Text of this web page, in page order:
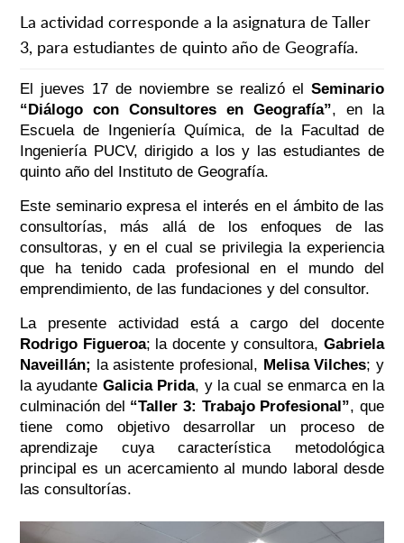
La actividad corresponde a la asignatura de Taller
3, para estudiantes de quinto año de Geografía.
El jueves 17 de noviembre se realizó elSeminario
“Diálogo con Consultores en Geografía”, en la
Escuela de Ingeniería Química, de la Facultad de
Ingeniería PUCV, dirigido a los y las estudiantes de
quinto año del Instituto de Geografía.
Este seminario expresa el interés en el ámbito de las
consultorías, más allá de los enfoques de las
consultoras, y en el cual se privilegia la experiencia
que ha tenido cada profesional en el mundo del
emprendimiento, de las fundaciones y del consultor.
La presente actividad está a cargo del docente
Rodrigo Figueroa; la docente y consultora,Gabriela
Naveillán; la asistente profesional, Melisa Vilches; y
la ayudante Galicia Prida, y la cual se enmarca en la
culminación del “Taller 3: Trabajo Profesional”, que
tiene como objetivo desarrollar un proceso de
aprendizaje cuya característica metodológica
principal es un acercamiento al mundo laboral desde
las consultorías.